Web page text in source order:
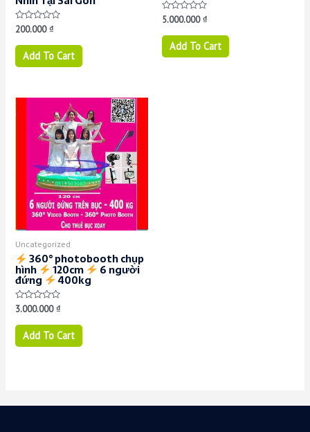
Rated
0
out
200.000₫
Add To Cart
Rated
0
out
5.000.000₫
Add To Cart
Uncategorized
360° photobooth chụp
hình 120cm 6 người
đứng 400kg
Rated
0
out
3.000.000₫
Add To Cart